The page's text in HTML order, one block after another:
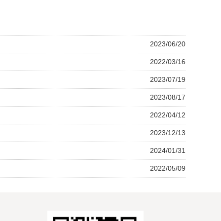
2023/06/20
2022/03/16
2023/07/19
2023/08/17
2022/04/12
2023/12/13
2024/01/31
2022/05/09